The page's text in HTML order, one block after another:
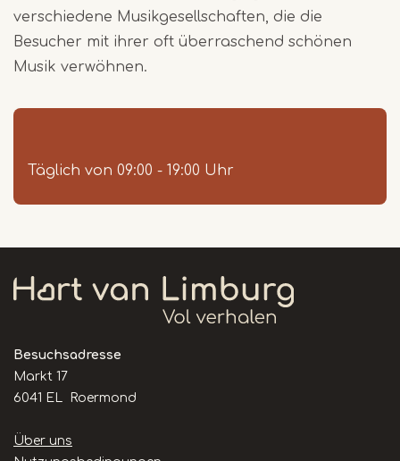
verschiedene Musikgesellschaften, die die
Besucher mit ihrer oft überraschend schönen
Musik verwöhnen.
Täglich von 09:00 - 19:00 Uhr
Besuchsadresse
Markt 17
6041 EL Roermond
Handige
Über uns